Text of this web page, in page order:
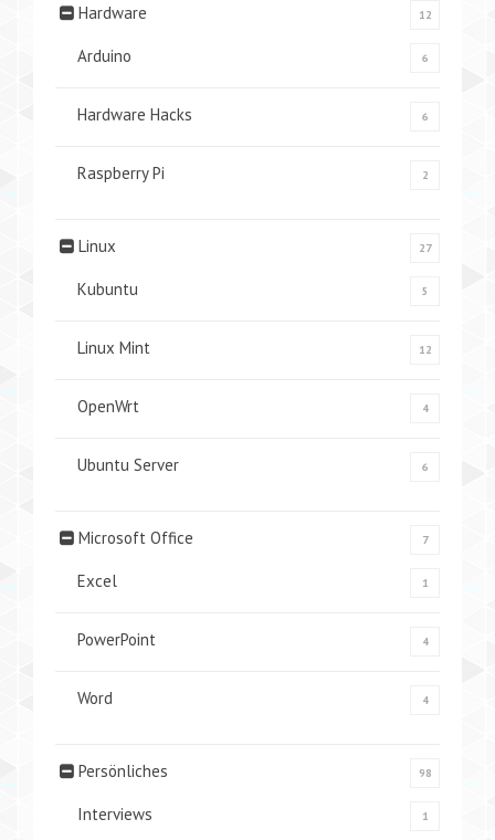
Hardware 12
Arduino 6
Hardware Hacks 6
Raspberry Pi 2
Linux 27
Kubuntu 5
Linux Mint 12
OpenWrt 4
Ubuntu Server 6
Microsoft Office 7
Excel 1
PowerPoint 4
Word 4
Persönliches 98
Interviews 1